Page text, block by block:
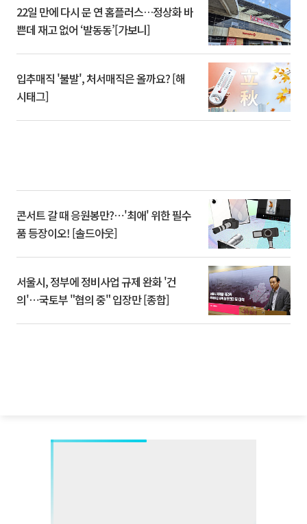
22일 만에 다시 문 연 홈플러스…정상화 바
쁜데 재고 없어 ‘발동동’[가보니]
입추매직 '불발', 처서매직은 올까요? [해
시태그]
콘서트 갈 때 응원봉만?⋯'최애' 위한 필수
품 등장이오! [솔드아웃]
서울시, 정부에 정비사업 규제 완화 '건
의'⋯국토부 "협의 중" 입장만 [종합]